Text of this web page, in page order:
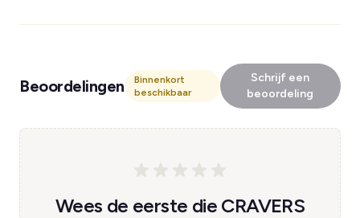
Beoordelingen
Binnenkort
beschikbaar
Schrijf een
beoordeling
Wees de eerste die CRAVERS